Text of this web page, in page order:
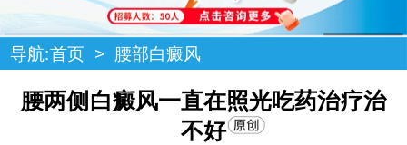
导航:首页 > 腰部白癜风
腰两侧白癜风一直在照光吃药治疗治
不好